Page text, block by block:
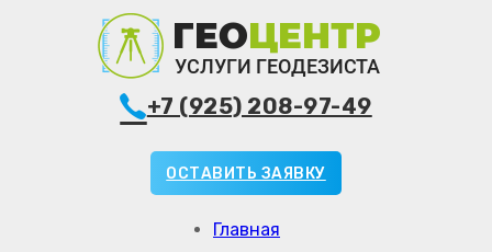
Главная
+7 (925) 208-97-49
ОСТАВИТЬ ЗАЯВКУ